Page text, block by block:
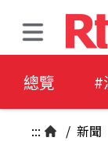
總覽 #
::: / 新聞